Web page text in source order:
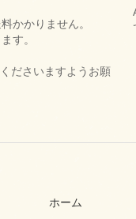
かかりません。
す。
ださいますようお願
ホーム